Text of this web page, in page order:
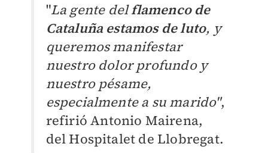
"La gente delflamenco de
Cataluña estamos de luto, y
queremos manifestar
nuestro dolor profundo y
nuestro pésame,
especialmente a su marido",
refirió Antonio Mairena,
del Hospitalet de Llobregat.